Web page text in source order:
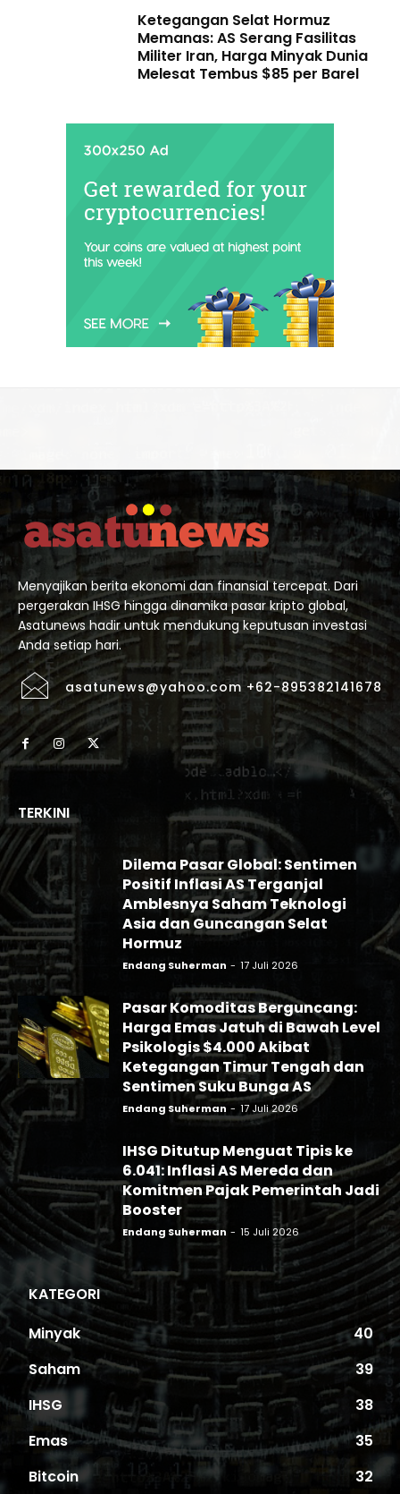
Ketegangan Selat Hormuz
Memanas: AS Serang Fasilitas
Militer Iran, Harga Minyak Dunia
Melesat Tembus $85 per Barel
Menyajikan berita ekonomi dan finansial tercepat. Dari
pergerakan IHSG hingga dinamika pasar kripto global,
Asatunews hadir untuk mendukung keputusan investasi
Anda setiap hari.
asatunews@yahoo.com +62-895382141678
TERKINI
Dilema Pasar Global: Sentimen
Positif Inflasi AS Terganjal
Amblesnya Saham Teknologi
Asia dan Guncangan Selat
Hormuz
Endang Suherman - 17 Juli 2026
Pasar Komoditas Berguncang:
Harga Emas Jatuh di Bawah Level
Psikologis $4.000 Akibat
Ketegangan Timur Tengah dan
Sentimen Suku Bunga AS
Endang Suherman - 17 Juli 2026
IHSG Ditutup Menguat Tipis ke
6.041: Inflasi AS Mereda dan
Komitmen Pajak Pemerintah Jadi
Booster
Endang Suherman - 15 Juli 2026
KATEGORI
Minyak
40
Saham
39
IHSG
38
Emas
35
Bitcoin
32